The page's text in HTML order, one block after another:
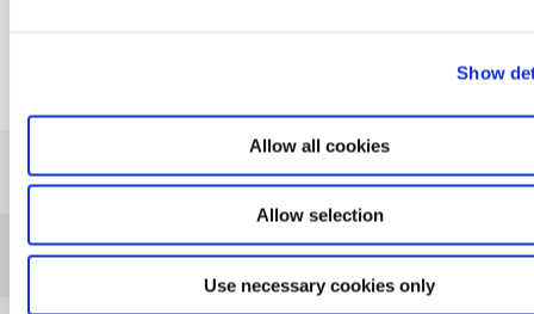
Show
Allow all cookies
Allow selection
Use necessary cookies only
Adgangskrav
Økonomi og tilmelding